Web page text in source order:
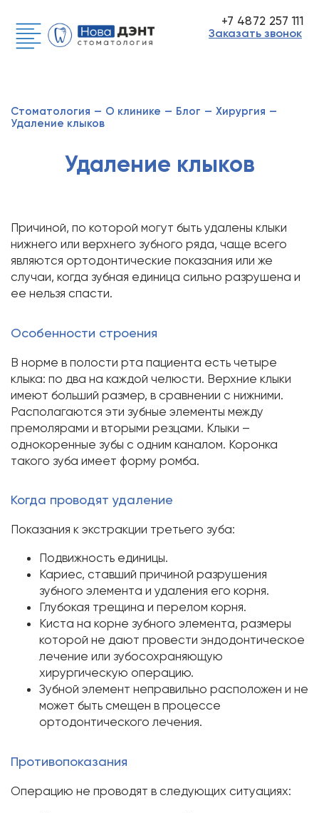
+7 4872 257 111
Заказать звонок
Стоматология — О клинике — Блог — Хирургия —
Удаление клыков
Удаление клыков
Причиной, по которой могут быть удалены клыки
нижнего или верхнего зубного ряда, чаще всего
являются ортодонтические показания или же
случаи, когда зубная единица сильно разрушена и
ее нельзя спасти.
Особенности строения
В норме в полости рта пациента есть четыре
клыка: по два на каждой челюсти. Верхние клыки
имеют больший размер, в сравнении с нижними.
Располагаются эти зубные элементы между
премолярами и вторыми резцами. Клыки –
однокоренные зубы с одним каналом. Коронка
такого зуба имеет форму ромба.
Когда проводят удаление
Показания к экстракции третьего зуба:
Подвижность единицы.
Кариес, ставший причиной разрушения
зубного элемента и удаления его корня.
Глубокая трещина и перелом корня.
Киста на корне зубного элемента, размеры
которой не дают провести эндодонтическое
лечение или зубосохраняющую
хирургическую операцию.
Зубной элемент неправильно расположен и не
может быть смещен в процессе
ортодонтического лечения.
Противопоказания
Операцию не проводят в следующих ситуациях: